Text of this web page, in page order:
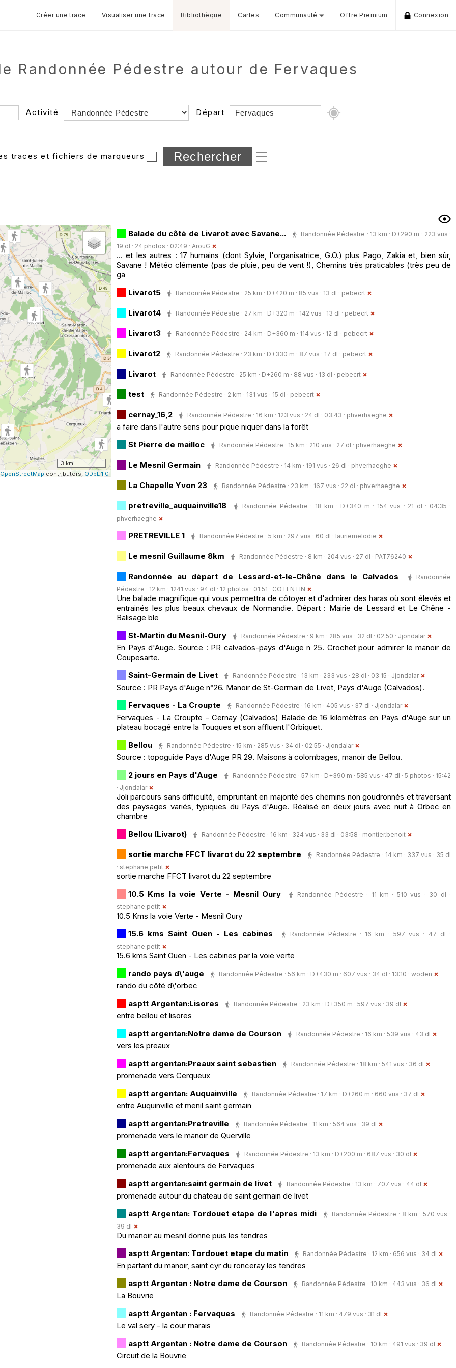
Créer une trace Visualiser une trace Bibliothèque Cartes Communauté Offre Premium Connexion
Randonnée Pédestre autour de Fervaques
Activité Départ
Dossier
et sous-dossiers
traces et fichiers de marqueurs
3 km
OpenStreetMap contributors, ODbL 1.0
Balade du côté de Livarot avec Savane...
Randonnée Pédestre · 13 km · D+290 m · 223 vus ·
19 dl · 24 photos · 02:49 · ArouG
... et les autres : 17 humains (dont Sylvie, l'organisatrice, G.O.) plus Pago, Zakia et, bien sûr,
Savane ! Météo clémente (pas de pluie, peu de vent !), Chemins très praticables (très peu de
ga
Livarot5
Randonnée Pédestre · 25 km · D+420 m · 85 vus · 13 dl · pebecrt
Livarot4 Randonnée Pédestre · 27 km · D+320 m · 142 vus · 13 dl · pebecrt
Livarot3 Randonnée Pédestre · 24 km · D+360 m · 114 vus · 12 dl · pebecrt
Livarot2 Randonnée Pédestre · 23 km · D+330 m · 87 vus · 17 dl · pebecrt
Livarot Randonnée Pédestre · 25 km · D+260 m · 88 vus · 13 dl · pebecrt
test Randonnée Pédestre · 2 km · 131 vus · 15 dl · pebecrt
cernay_16,2 Randonnée Pédestre · 16 km · 123 vus · 24 dl · 03:43 · phverhaeghe
a faire dans l'autre sens pour pique niquer dans la forêt
St Pierre de mailloc
Randonnée Pédestre · 15 km · 210 vus · 27 dl · phverhaeghe
Le Mesnil Germain Randonnée Pédestre · 14 km · 191 vus · 26 dl · phverhaeghe
La Chapelle Yvon 23 Randonnée Pédestre · 23 km · 167 vus · 22 dl · phverhaeghe
pretreville_auquainville18
Randonnée Pédestre · 18 km · D+340 m · 154 vus · 21 dl · 04:35 ·
phverhaeghe
PRETREVILLE 1 Randonnée Pédestre · 5 km · 297 vus · 60 dl · lauriemelodie
Le mesnil Guillaume 8km Randonnée Pédestre · 8 km · 204 vus · 27 dl · PAT76240
Randonnée au départ de Lessard-et-le-Chêne dans le Calvados
Randonnée
Pédestre · 12 km · 1241 vus · 94 dl · 12 photos · 01:51 · COTENTIN
Une balade magnifique qui vous permettra de côtoyer et d'admirer des haras où sont élevés et
entrainés les plus beaux chevaux de Normandie. Départ : Mairie de Lessard et Le Chêne -
Balisage ble
St-Martin du Mesnil-Oury
Randonnée Pédestre · 9 km · 285 vus · 32 dl · 02:50 · Jjondalar
En Pays d'Auge. Source : PR calvados-pays d'Auge n 25. Crochet pour admirer le manoir de
Coupesarte.
Saint-Germain de Livet
Randonnée Pédestre · 13 km · 233 vus · 28 dl · 03:15 · Jjondalar
Source : PR Pays d'Auge n°26. Manoir de St-Germain de Livet, Pays d'Auge (Calvados).
Fervaques - La Croupte
Randonnée Pédestre · 16 km · 405 vus · 37 dl · Jjondalar
Fervaques - La Croupte - Cernay (Calvados) Balade de 16 kilomètres en Pays d'Auge sur un
plateau bocagé entre la Touques et son affluent l'Orbiquet.
Bellou
Randonnée Pédestre · 15 km · 285 vus · 34 dl · 02:55 · Jjondalar
Source : topoguide Pays d'Auge PR 29. Maisons à colombages, manoir de Bellou.
2 jours en Pays d'Auge
Randonnée Pédestre · 57 km · D+390 m · 585 vus · 47 dl · 5 photos · 15:42
· Jjondalar
Joli parcours sans difficulté, empruntant en majorité des chemins non goudronnés et traversant
des paysages variés, typiques du Pays d'Auge. Réalisé en deux jours avec nuit à Orbec en
chambre
Bellou (Livarot)
Randonnée Pédestre · 16 km · 324 vus · 33 dl · 03:58 · montier.benoit
sortie marche FFCT livarot du 22 septembre
Randonnée Pédestre · 14 km · 337 vus · 35 dl
· stephane.petit
sortie marche FFCT livarot du 22 septembre
10.5 Kms la voie Verte - Mesnil Oury
Randonnée Pédestre · 11 km · 510 vus · 30 dl ·
stephane.petit
10.5 Kms la voie Verte - Mesnil Oury
15.6 kms Saint Ouen - Les cabines
Randonnée Pédestre · 16 km · 597 vus · 47 dl ·
stephane.petit
15.6 kms Saint Ouen - Les cabines par la voie verte
rando pays d\'auge
Randonnée Pédestre · 56 km · D+430 m · 607 vus · 34 dl · 13:10 · woden
rando du côté d\'orbec
asptt Argentan:Lisores
Randonnée Pédestre · 23 km · D+350 m · 597 vus · 39 dl
entre bellou et lisores
asptt argentan:Notre dame de Courson
Randonnée Pédestre · 16 km · 539 vus · 43 dl
vers les preaux
asptt argentan:Preaux saint sebastien
Randonnée Pédestre · 18 km · 541 vus · 36 dl
promenade vers Cerqueux
asptt argentan: Auquainville
Randonnée Pédestre · 17 km · D+260 m · 660 vus · 37 dl
entre Auquinville et menil saint germain
asptt argentan:Pretreville
Randonnée Pédestre · 11 km · 564 vus · 39 dl
promenade vers le manoir de Querville
asptt argentan:Fervaques
Randonnée Pédestre · 13 km · D+200 m · 687 vus · 30 dl
promenade aux alentours de Fervaques
asptt argentan:saint germain de livet
Randonnée Pédestre · 13 km · 707 vus · 44 dl
promenade autour du chateau de saint germain de livet
asptt Argentan: Tordouet etape de l'apres midi
Randonnée Pédestre · 8 km · 570 vus ·
39 dl
Du manoir au mesnil donne puis les tendres
asptt Argentan: Tordouet etape du matin
Randonnée Pédestre · 12 km · 656 vus · 34 dl
En partant du manoir, saint cyr du ronceray les tendres
asptt Argentan : Notre dame de Courson
Randonnée Pédestre · 10 km · 443 vus · 36 dl
La Bouvrie
asptt Argentan : Fervaques
Randonnée Pédestre · 11 km · 479 vus · 31 dl
Le val sery - la cour marais
asptt Argentan : Notre dame de Courson
Randonnée Pédestre · 10 km · 491 vus · 39 dl
Circuit de la Bouvrie